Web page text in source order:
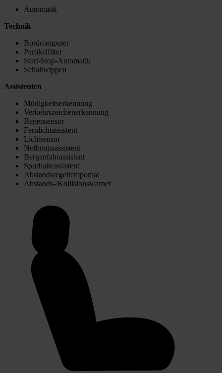
Automatik
Technik
Bordcomputer
Partikelfilter
Start-Stop-Automatik
Schaltwippen
Assistenten
Müdigkeitserkennung
Verkehrszeichenerkennung
Regensensor
Fernlichtassistent
Lichtsensor
Notbremsassistent
Berganfahrassistent
Spurhalteassistent
Abstandsregeltempomat
Abstands-/Kollisionswarner